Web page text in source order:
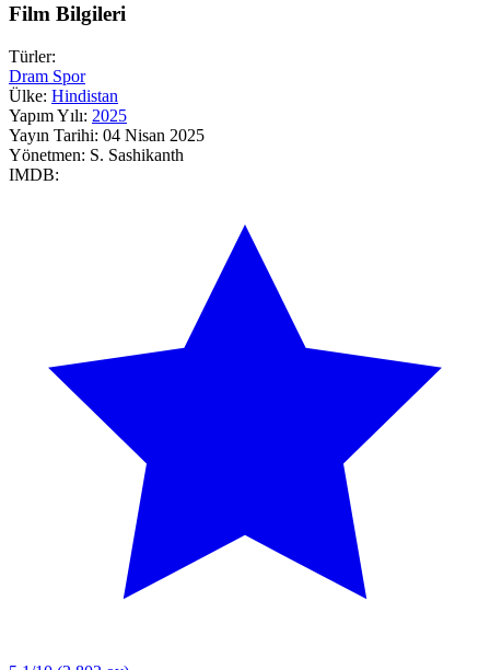
Film Bilgileri
Türler:
Dram Spor
Ülke: Hindistan
Yapım Yılı: 2025
Yayın Tarihi: 04 Nisan 2025
Yönetmen: S. Sashikanth
IMDB: